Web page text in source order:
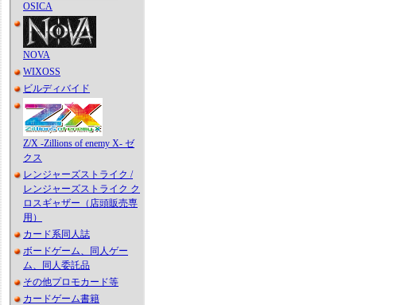
OSICA
NOVA
WIXOSS
ビルディバイド
Z/X -Zillions of enemy X- ゼ
クス
レンジャーズストライク /
レンジャーズストライク ク
ロスギャザー（店頭販売専
用）
カード系同人誌
ボードゲーム、同人ゲー
ム、同人委託品
その他プロモカード等
カードゲーム書籍